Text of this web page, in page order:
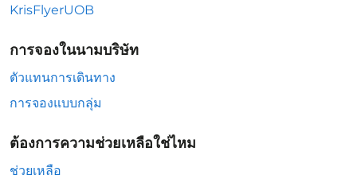
KrisFlyerUOB
การจองในนามบริษัท
ตัวแทนการเดินทาง
การจองแบบกลุ่ม
ต้องการความช่วยเหลือใช่ไหม
ช่วยเหลือ